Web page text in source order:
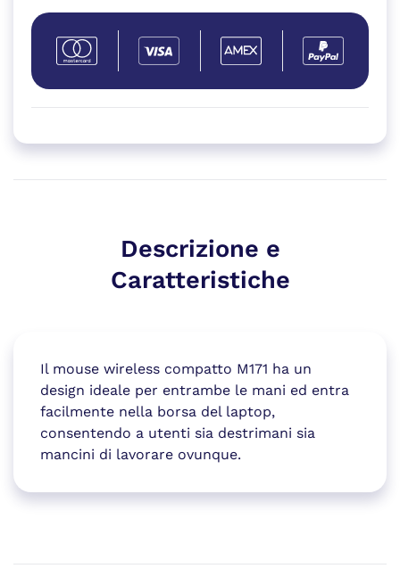
Descrizione e
Caratteristiche
Il mouse wireless compatto M171 ha un
design ideale per entrambe le mani ed entra
facilmente nella borsa del laptop,
consentendo a utenti sia destrimani sia
mancini di lavorare ovunque.